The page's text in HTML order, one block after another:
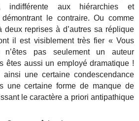
indifférente aux hiérarchies et
le contraire. Ou comme
deux reprises à d’autres sa réplique
il est visiblement très fier « Vous
pas seulement un auteur
êtes aussi un employé dramatique !
une certaine condescendance
une certaine forme de manque de
le caractère a priori antipathique